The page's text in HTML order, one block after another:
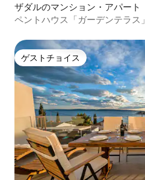
ザダルのマンション・アパート
ペントハウス「ガーデンテラス」
ゲストチョイス
ゲストチョイス